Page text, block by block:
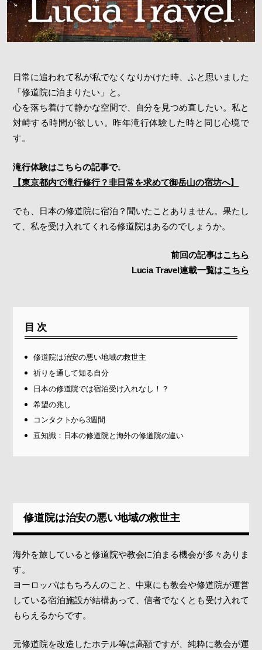
日常に追われて私が私でなくなりかけた時、ふと思いました
「修道院に泊まりたい」と。
心を落ち着けて静かな空間で、自分を見つめ直したい。私と
対峙する時間が欲しい。昨年滝行体験した時と同じ心境で
す。
滝行体験はこちらの記事で↓
【東京都内で滝行修行？非日常を求めて御岳山の宿坊へ】
でも、日本の修道院に宿泊？聞いたことありません。果たし
て、私を受け入れてくれる修道院はあるのでしょうか。
前回の記事はこちら
Lucia Travel連載一覧はこちら
目次
修道院は治安の悪い地域の救世主
祈りを通して知る自分
日本の修道院では宿泊受け入れなし！？
希望の兆し
コンタクトから3週間
豆知識：日本の修道院と海外の修道院の違い
修道院は治安の悪い地域の救世主
海外を旅していると修道院や教会に泊まる機会が多々ありま
す。
ヨーロッパはもちろんのこと、中東にも教会や修道院が運営
している宿泊施設が結構あって、信者でなくとも受け入れて
もらえるからです。
元修道院を改造したホテル等は高額ですが、純粋に教会が運